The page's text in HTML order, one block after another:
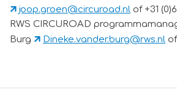
joop.groen@circuroad.nl of +31
RWS CIRCUROAD
Burg
Dineke.vander.burg@rws.nl